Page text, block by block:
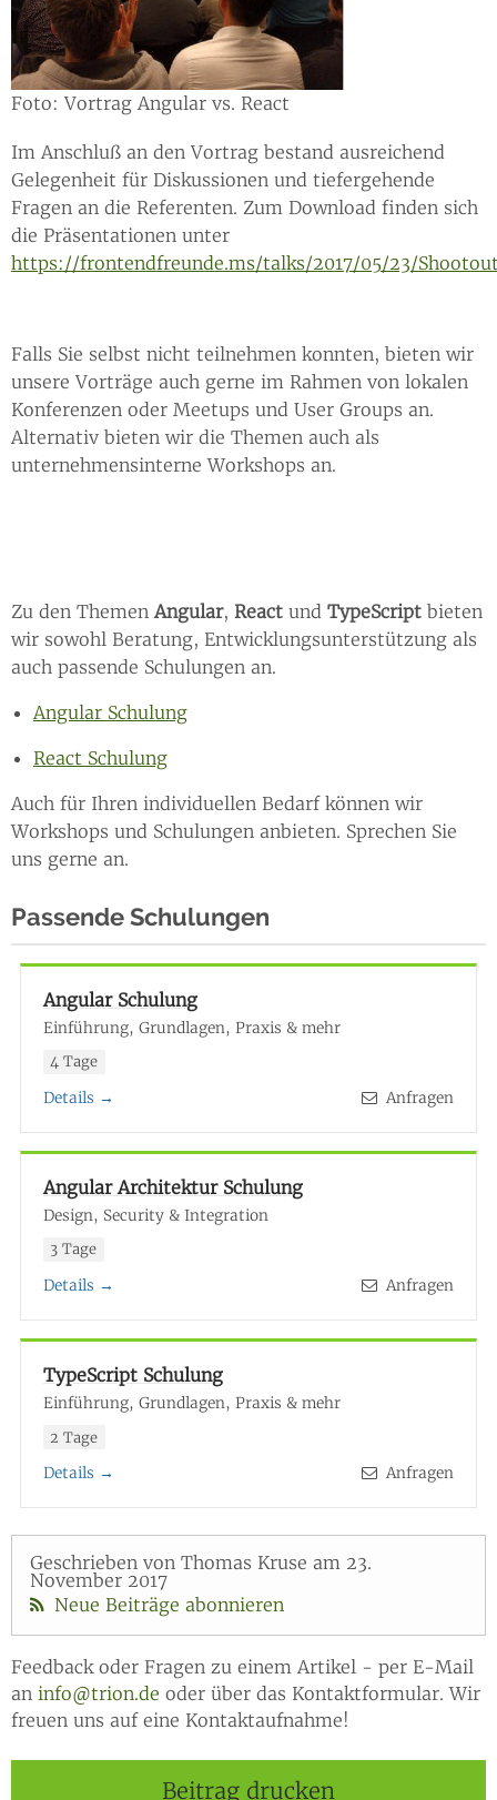
Foto: Vortrag Angular vs. React
Im Anschluß an den Vortrag bestand ausreichend
Gelegenheit für Diskussionen und tiefergehende
Fragen an die Referenten. Zum Download finden sich
die Präsentationen unter
https://frontendfreunde.ms/talks/2017/05/23/
Falls Sie selbst nicht teilnehmen konnten, bieten wir
unsere Vorträge auch gerne im Rahmen von lokalen
Konferenzen oder Meetups und User Groups an.
Alternativ bieten wir die Themen auch als
unternehmensinterne Workshops an.
Zu den Themen Angular, React und TypeScript bieten
wir sowohl Beratung, Entwicklungsunterstützung als
auch passende Schulungen an.
Angular Schulung
React Schulung
Auch für Ihren individuellen Bedarf können wir
Workshops und Schulungen anbieten. Sprechen Sie
uns gerne an.
Passende Schulungen
Angular Schulung
Einführung, Grundlagen, Praxis & mehr
4 Tage
Details →
Anfragen
Angular Architektur Schulung
Design, Security & Integration
3 Tage
Details →
Anfragen
TypeScript Schulung
Einführung, Grundlagen, Praxis & mehr
2 Tage
Details →
Anfragen
Geschrieben von Thomas Kruse am 23.
November 2017
Neue Beiträge abonnieren
Feedback oder Fragen zu einem Artikel - per E-Mail
an info@trion.de oder über das Kontaktformular. Wir
freuen uns auf eine Kontaktaufnahme!
Beitrag drucken